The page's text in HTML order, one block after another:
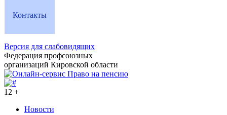
Контакты
Версия для слабовидящих
Федерация профсоюзных
организаций Кировской области
12 +
Новости